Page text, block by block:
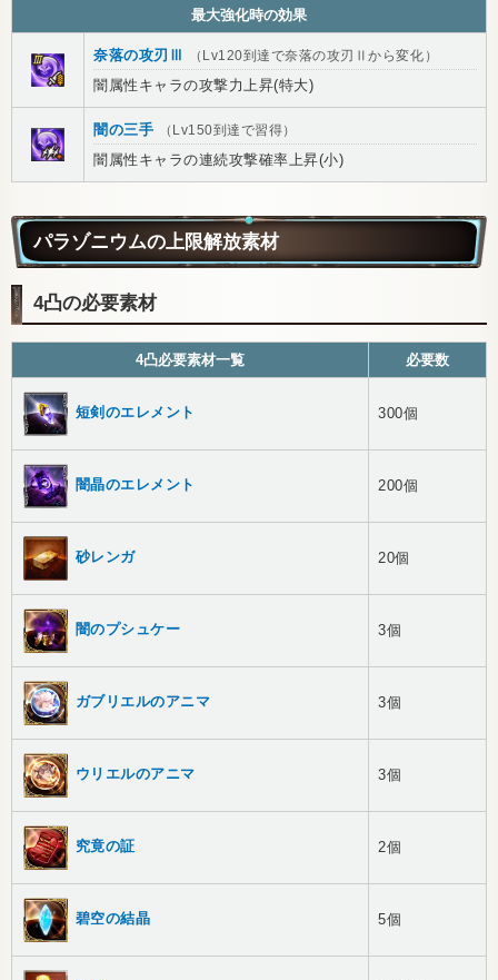
最大強化時の効果
奈落の攻刃Ⅲ （Lv120到達で奈落の攻刃Ⅱから変化）
闇属性キャラの攻撃力上昇(特大)
闇の三手 （Lv150到達で習得）
闇属性キャラの連続攻撃確率上昇(小)
パラゾニウムの上限解放素材
4凸の必要素材
4凸必要素材一覧 必要数
短剣のエレメント 300個
闇晶のエレメント 200個
砂レンガ 20個
闇のプシュケー 3個
ガブリエルのアニマ 3個
ウリエルのアニマ 3個
究竟の証 2個
碧空の結晶 5個